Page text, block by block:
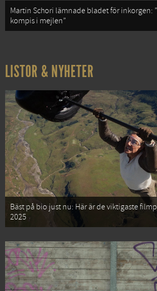
Martin Schori lämnade bladet för inkorgen:
kompis i mejlen”
LISTOR & NYHETER
Bäst på bio just nu: Här är de viktigaste
2025